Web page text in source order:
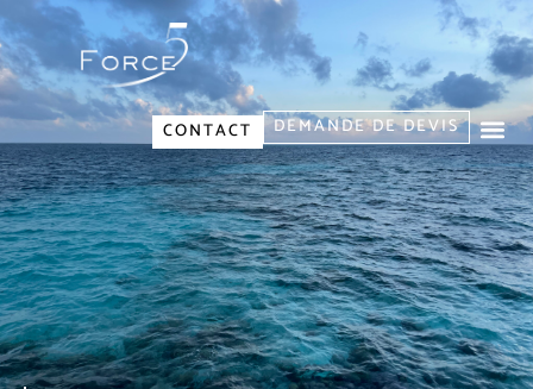
DEMANDE DE DEVIS
CONTACT